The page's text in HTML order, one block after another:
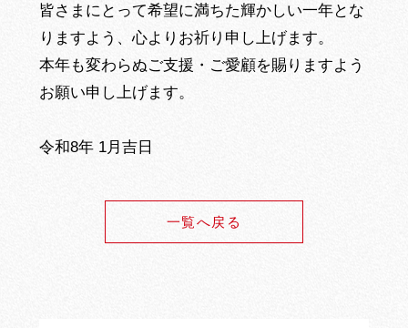
皆さまにとって希望に満ちた輝かしい一年とな
りますよう、心よりお祈り申し上げます。
本年も変わらぬご支援・ご愛顧を賜りますよう
お願い申し上げます。
令和8年 1月吉日
一覧へ戻る